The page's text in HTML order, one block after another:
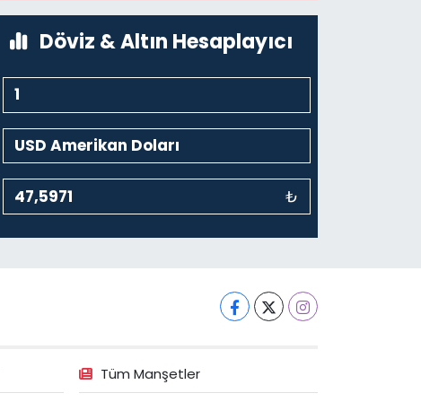
Döviz & Altın Hesaplayıcı
₺
Tüm Manşetler